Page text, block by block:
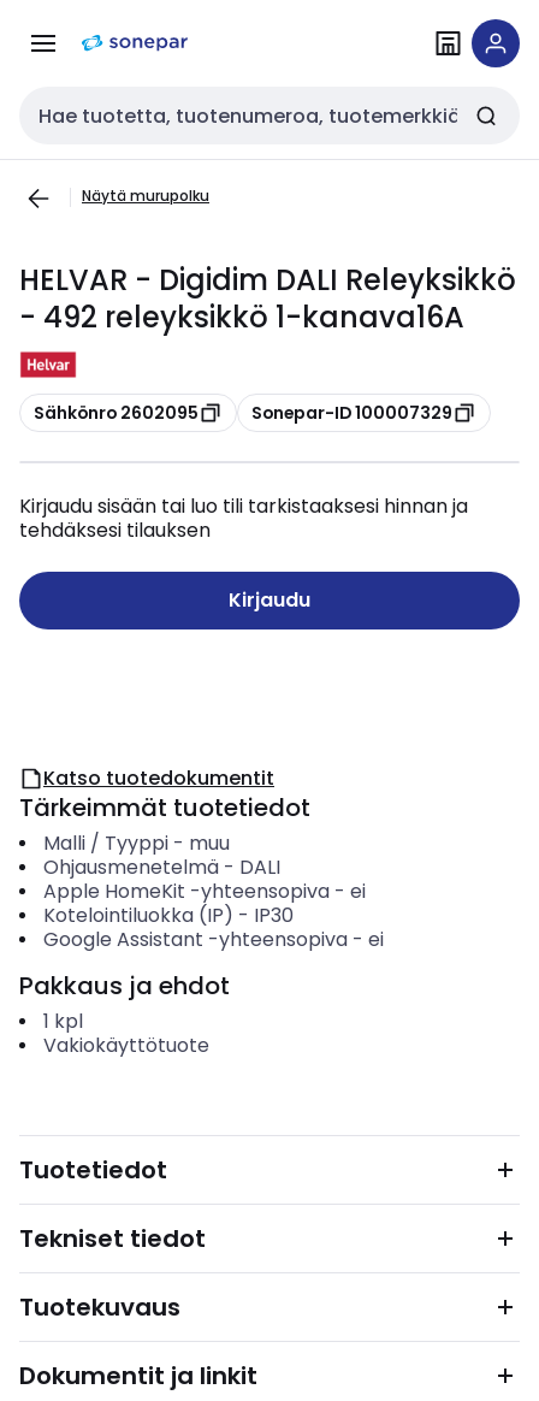
navigointiinsisältöön
Haku
Näytä murupolku
HELVAR - Digidim DALI Releyksikkö
- 492 releyksikkö 1-kanava16A
Kopioi
Sähkönro 2602095 Kopioi
Sonepar-ID 100007329
Kirjaudu sisään tai luo tili tarkistaaksesi hinnan ja
tehdäksesi tilauksen
Kirjaudu
Katso tuotedokumentit
Tärkeimmät tuotetiedot
Malli / Tyyppi- muu
Ohjausmenetelmä- DALI
Apple HomeKit -yhteensopiva- ei
Kotelointiluokka (IP) - IP30
Google Assistant -yhteensopiva- ei
Pakkaus ja ehdot
1 kpl
Vakiokäyttötuote
Tuotetiedot
Tekniset tiedot
Tuotekuvaus
Dokumentit ja linkit